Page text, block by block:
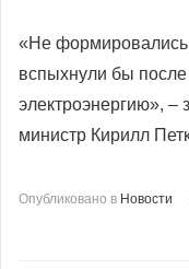
«Не формировались
вспыхнули бы
электроэнергию»,
министр Кирилл
Опубликовано в Новости